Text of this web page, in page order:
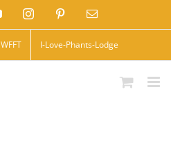
YouTubeInstagramPinterestEmail
WFFT I-Love-Phants-Lodge